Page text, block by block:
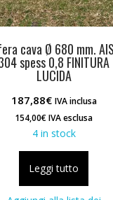
cava Ø 680 mm.
spess 0,8 FINITURA
LUCIDA
187,88€ IVA inclusa
154,00€IVA esclusa
4 in stock
Leggi tutto